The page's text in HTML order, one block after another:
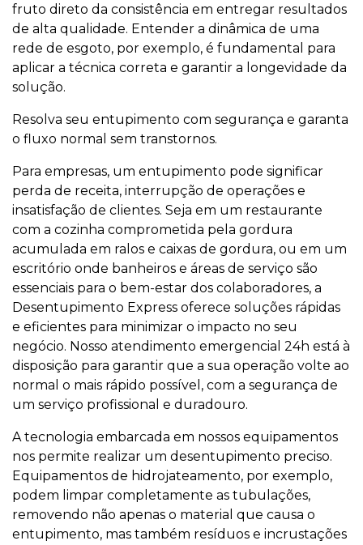
fruto direto da consistência em entregar resultados
de alta qualidade. Entender a dinâmica de uma
rede de esgoto, por exemplo, é fundamental para
aplicar a técnica correta e garantir a longevidade da
solução.
Resolva seu entupimento com segurança e garanta
o fluxo normal sem transtornos.
Para empresas, um entupimento pode significar
perda de receita, interrupção de operações e
insatisfação de clientes. Seja em um restaurante
com a cozinha comprometida pela gordura
acumulada em ralos e caixas de gordura, ou em um
escritório onde banheiros e áreas de serviço são
essenciais para o bem-estar dos colaboradores, a
Desentupimento Express oferece soluções rápidas
e eficientes para minimizar o impacto no seu
negócio. Nosso atendimento emergencial 24h está à
disposição para garantir que a sua operação volte ao
normal o mais rápido possível, com a segurança de
um serviço profissional e duradouro.
A tecnologia embarcada em nossos equipamentos
nos permite realizar um desentupimento preciso.
Equipamentos de hidrojateamento, por exemplo,
podem limpar completamente as tubulações,
removendo não apenas o material que causa o
entupimento, mas também resíduos e incrustações